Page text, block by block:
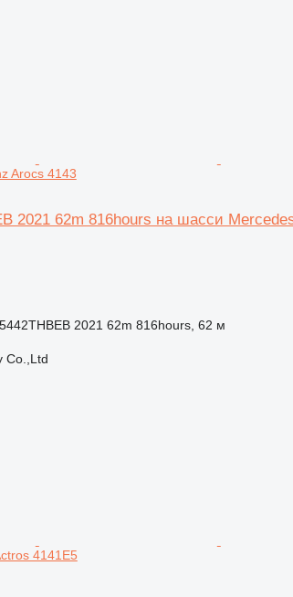
Arocs 4143
2021 62m 816hours на шасси
2021 62m 816hours, 62 м
Co.,Ltd
4141E5